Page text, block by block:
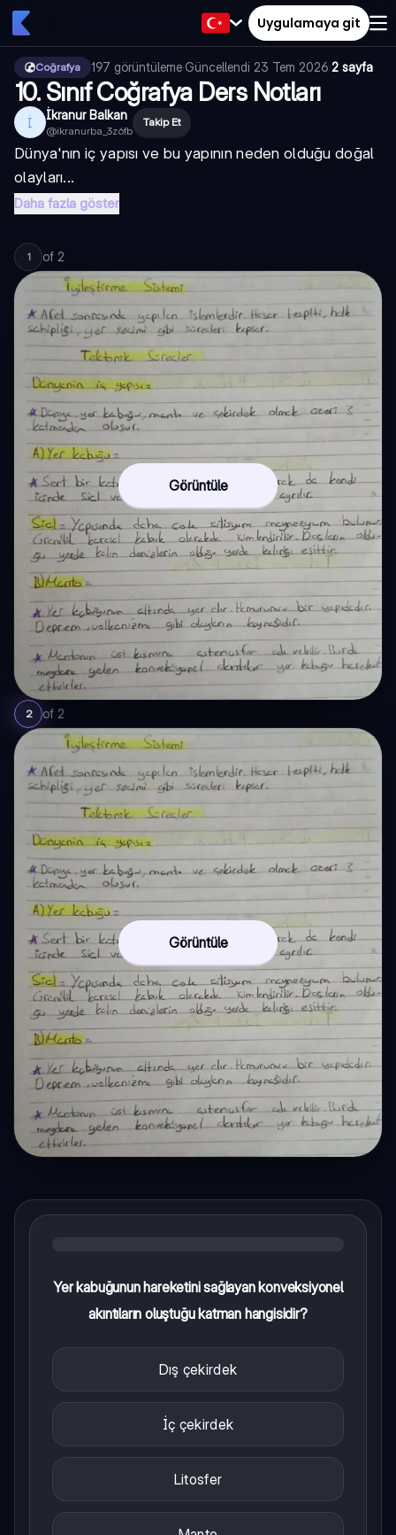
Uygulamaya git
Coğrafya 197 görüntüleme·Güncellendi 23 Tem 2026·2 sayfa
10. Sınıf Coğrafya Ders Notları
İ İkranur Balkan
@ikranurba_3z6fb
Takip Et
Dünya'nın iç yapısı ve bu yapının neden olduğu doğal
olayları...
Daha fazla göster
1 of 2
Görüntüle
2 of 2
Görüntüle
Yer kabuğunun hareketini sağlayan konveksiyonel
akıntıların oluştuğu katman hangisidir?
Dış çekirdek
İç çekirdek
Litosfer